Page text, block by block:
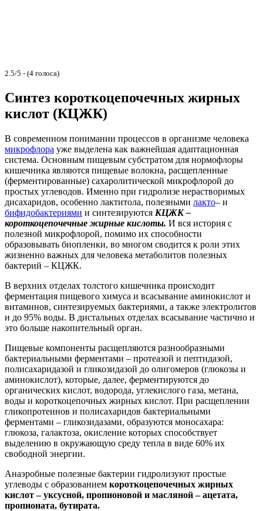
2.5/5 - (4 голоса)
Синтез короткоцепочечных жирных
кислот (КЦЖК)
В современном понимании процессов в организме человека
микрофлора уже выделена как важнейшая адаптационная
система. Основным пищевым субстратом для нормофлоры
кишечника являются пищевые волокна, расщепленные
(ферментированные) сахаролитической микрофлорой до
простых углеводов. Именно при гидролизе нерастворимых
дисахаридов, особенно лактитола, полезными лакто– и
бифидобактериями и синтезируются КЦЖК –
короткоцепочечные жирные кислоты. И вся история с
полезной микрофлорой, помимо их способности
образовывать биопленки, во многом сводится к роли этих
жизненно важных для человека метаболитов полезных
бактерий – КЦЖК.
В верхних отделах толстого кишечника происходит
ферментация пищевого химуса и всасывание аминокислот и
витаминов, синтезируемых бактериями, а также электролитов
и до 95% воды. В дистальных отделах всасывание частично и
это больше накопительный орган.
Пищевые компоненты расщепляются разнообразными
бактериальными ферментами – протеазой и пептидазой,
полисахаридазой и гликозидазой до олигомеров (глюкозы и
аминокислот), которые, далее, ферментируются до
органических кислот, водорода, углекислого газа, метана,
воды и короткоцепочных жирных кислот. При расщеплении
гликопротеинов и полисахаридов бактериальными
ферментами – гликозидазами, образуются моносахара:
глюкоза, галактоза, окисление которых способствует
выделению в окружающую среду тепла в виде 60% их
свободной энергии.
Анаэробные полезные бактерии гидролизуют простые
углеводы с образованием короткоцепочечных жирных
кислот – уксусной, пропионовой и масляной – ацетата,
пропионата, бутирата.